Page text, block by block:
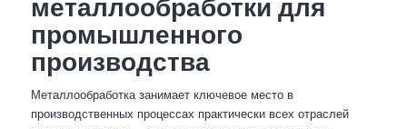
промышленного
производства
Металлообработка занимает ключевое место в
производственных процессах практически всех отраслей